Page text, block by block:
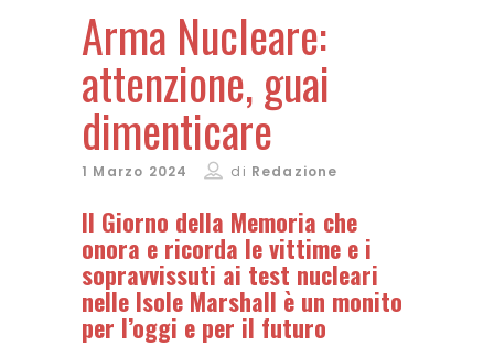
Arma Nucleare:
attenzione, guai
dimenticare
1 Marzo 2024 di Redazione
Il Giorno della Memoria che
onora e ricorda le vittime e i
sopravvissuti ai test nucleari
nelle Isole Marshall è un monito
per l’oggi e per il futuro